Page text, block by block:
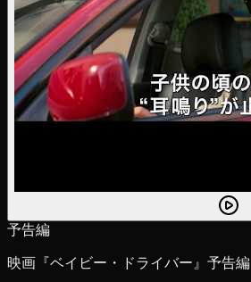
予告編
映画『ベイビー・ドライバー』予告編